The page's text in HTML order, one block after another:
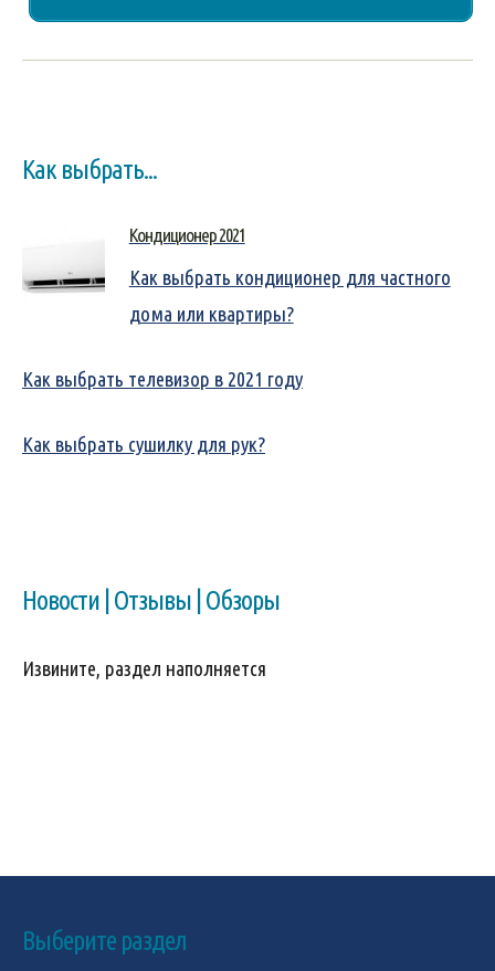
Как выбрать...
Кондиционер 2021
Как выбрать кондиционер для частного
дома или квартиры?
Как выбрать телевизор в 2021 году
Как выбрать сушилку для рук?
Новости | Отзывы | Обзоры
Извините, раздел наполняется
Выберите раздел